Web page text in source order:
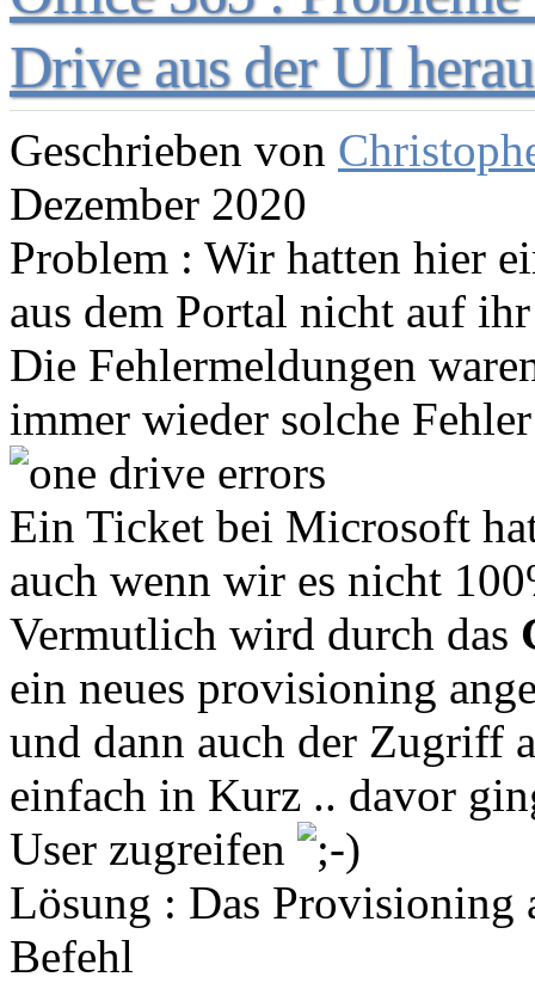
Drive aus der UI
Geschrieben von
Dezember 2020
Problem : Wir hatten hier
aus dem Portal nicht auf
Die Fehlermeldungen
immer wieder solche
Ein Ticket bei Microsoft
auch wenn wir es nicht
Vermutlich wird durch das
ein neues provisioning
und dann auch der Zugriff
einfach in Kurz .. davor
User zugreifen
Lösung : Das Provisioning
Befehl